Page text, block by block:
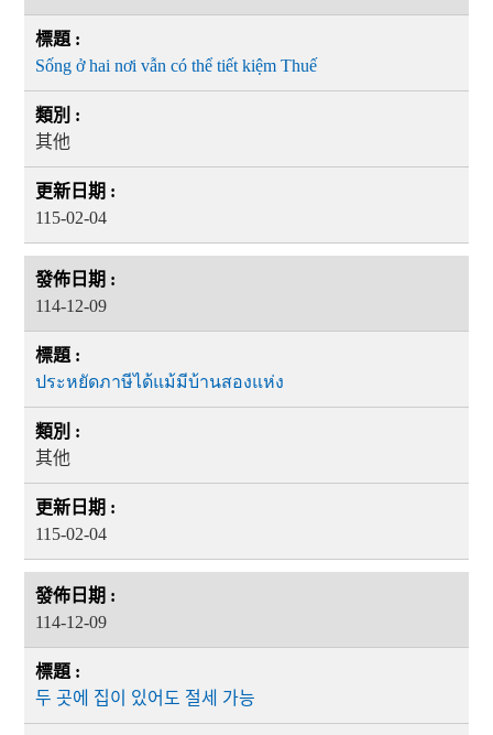
Sống ở hai nơi vẫn có thể tiết kiệm Thuế
其他
115-02-04
114-12-09
ประหยัดภาษีได้แม้มีบ้านสองแห่ง
其他
115-02-04
114-12-09
두 곳에 집이 있어도 절세 가능